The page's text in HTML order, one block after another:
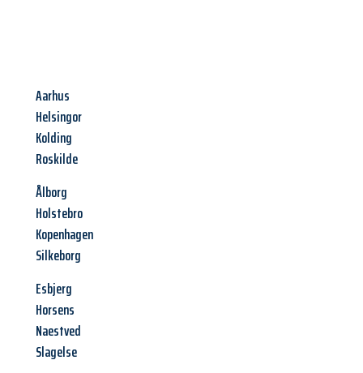
Aarhus
Helsingor
Kolding
Roskilde
Ålborg
Holstebro
Kopenhagen
Silkeborg
Esbjerg
Horsens
Naestved
Slagelse